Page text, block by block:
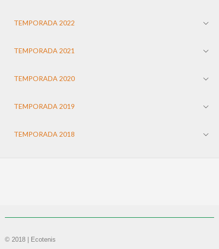
TEMPORADA 2022
TEMPORADA 2021
TEMPORADA 2020
TEMPORADA 2019
TEMPORADA 2018
© 2018 | Ecotenis